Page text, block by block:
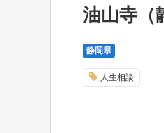
油山寺（
静岡県
人生相談